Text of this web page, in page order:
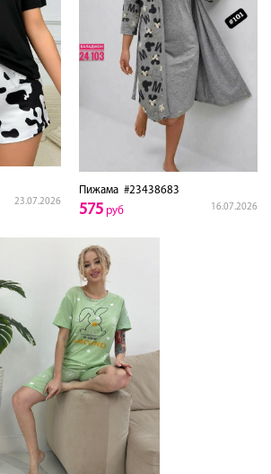
23.07.2026
Пижама #23438683
16.07.2026
575 руб